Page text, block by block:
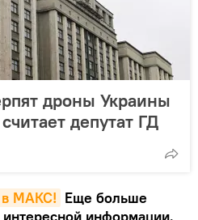
дроны Украины
депутат ГД
MAКС! Еще больше
информации.